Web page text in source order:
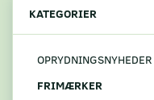
KATEGORIER
OPRYDNINGSNYHEDER
FRIMÆRKER